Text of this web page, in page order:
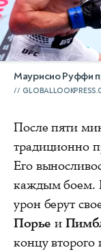
Маурисио Руффи
После пяти
традиционно
Его
каждым боем.
урон берут
Порье и
концу второго